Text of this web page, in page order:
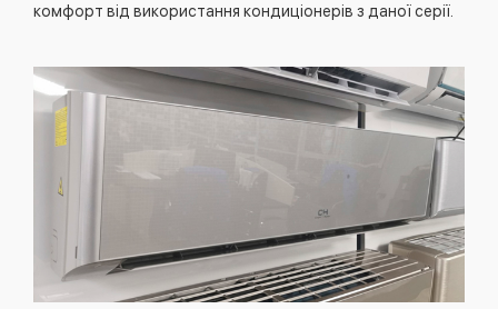
комфорт від використання кондиціонерів з даної серії.